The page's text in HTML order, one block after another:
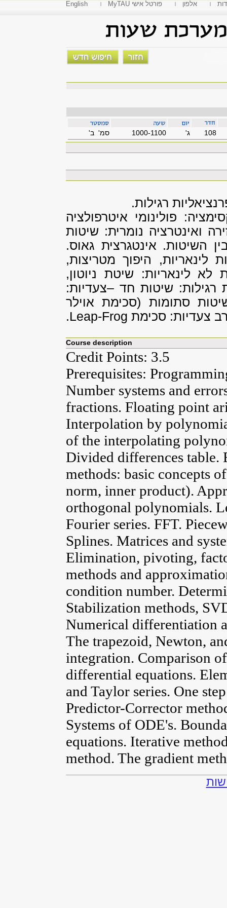
English MyTAU פורטל אישי אלפון
סמ' ב' 1000-1100 'ג 108
רגילות.
פולינומי איטרפולציה
ואינטרציה נומרית: שיטות
השיטות. אינטגרצית גאוס.
לינאריות, היפוך מטריצות,
לא לינאריות: שיטת ניוטון,
רגילות: שיטות חד –צעדיות:
סתומות (סכימת אוילר
צעדיות: סכימת Leap-Frog
.
Course description
Credit Points: 3.5
Prerequisites:
Number systems and
fractions. Floating point
Interpolation by
of the interpolating
Divided differences
methods: basic concepts
norm, inner product).
orthogonal polynomials.
Fourier series. FFT.
Splines. Matrices and
Elimination, pivoting,
methods and
condition number.
Stabilization methods,
Numerical differentiation
The trapezoid, Newton,
integration. Comparison
differential equations.
and Taylor series. One
Predictor-Corrector
Systems of ODE's.
equations. Iterative
method. The gradient